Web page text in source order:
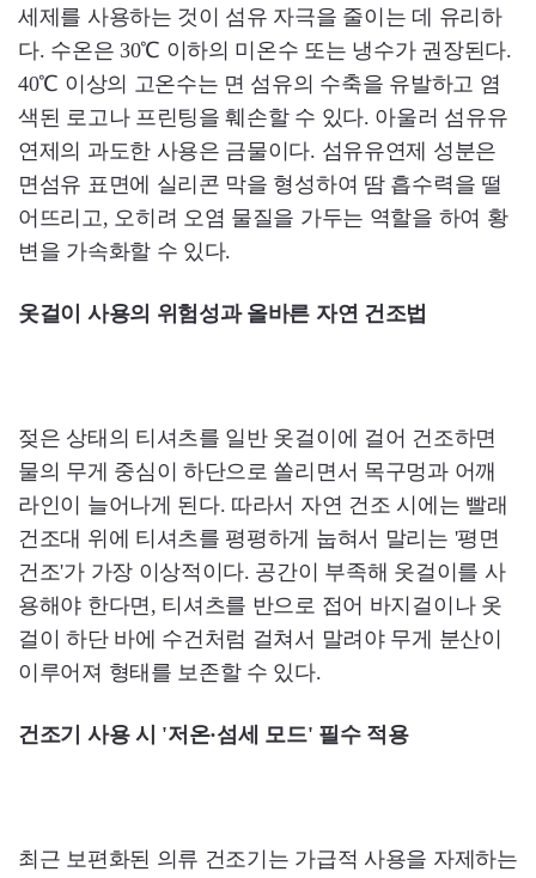
세제를 사용하는 것이 섬유 자극을 줄이는 데 유리하
다. 수온은 30℃ 이하의 미온수 또는 냉수가 권장된다.
40℃ 이상의 고온수는 면 섬유의 수축을 유발하고 염
색된 로고나 프린팅을 훼손할 수 있다. 아울러 섬유유
연제의 과도한 사용은 금물이다. 섬유유연제 성분은
면섬유 표면에 실리콘 막을 형성하여 땀 흡수력을 떨
어뜨리고, 오히려 오염 물질을 가두는 역할을 하여 황
변을 가속화할 수 있다.
옷걸이 사용의 위험성과 올바른 자연 건조법
젖은 상태의 티셔츠를 일반 옷걸이에 걸어 건조하면
물의 무게 중심이 하단으로 쏠리면서 목구멍과 어깨
라인이 늘어나게 된다. 따라서 자연 건조 시에는 빨래
건조대 위에 티셔츠를 평평하게 눕혀서 말리는 '평면
건조'가 가장 이상적이다. 공간이 부족해 옷걸이를 사
용해야 한다면, 티셔츠를 반으로 접어 바지걸이나 옷
걸이 하단 바에 수건처럼 걸쳐서 말려야 무게 분산이
이루어져 형태를 보존할 수 있다.
건조기 사용 시 '저온·섬세 모드' 필수 적용
최근 보편화된 의류 건조기는 가급적 사용을 자제하는